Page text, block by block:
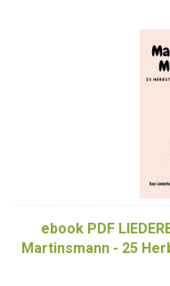
ebook PDF
Martinsmann - 25
St.